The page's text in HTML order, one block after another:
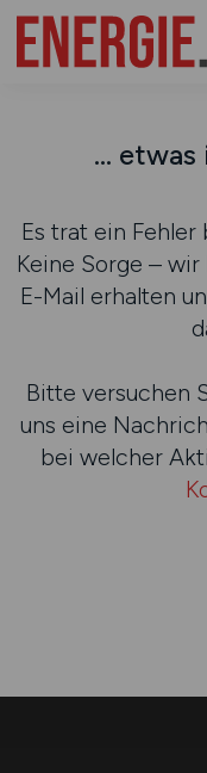
...
Es trat ein
Keine Sorge –
E-Mail erhalten
Bitte versuchen
uns eine
bei welcher